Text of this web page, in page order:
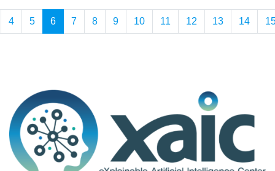
4 5 6 7 8 9 10 11 12 13 14